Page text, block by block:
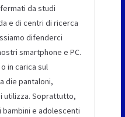
da studi
e di centri di ricerca
difenderci
smartphone e PC.
in carica sul
die pantaloni,
utilizza. Soprattutto,
e adolescenti